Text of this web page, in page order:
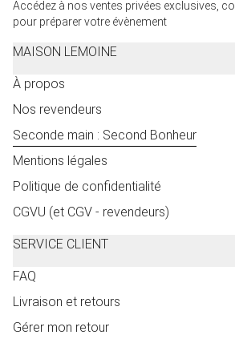
Accédez à nos ventes privées exclusives,
pour préparer votre évènement
MAISON LEMOINE
À propos
Nos revendeurs
Seconde main : Second Bonheur
Mentions légales
Politique de confidentialité
CGVU (et CGV - revendeurs)
SERVICE CLIENT
FAQ
Livraison et retours
Gérer mon retour